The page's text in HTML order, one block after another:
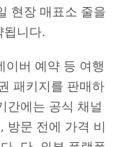
현장 매표소 줄을
됩니다.
이버 예약 등 여행
패키지를 판매하
간에는 공식 채널
방문 전에 가격 비